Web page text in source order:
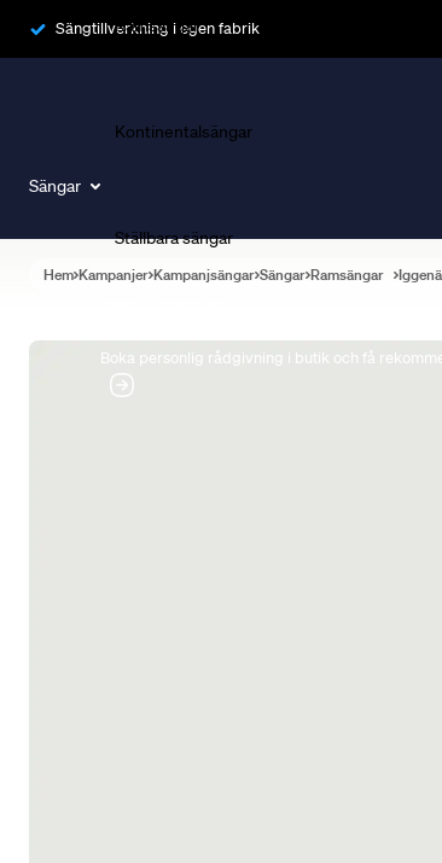
Sängtillverkning i egen fabrik
Sängar
Ramsängar
Kontinentalsängar
Ställbara sängar
Boka personlig rådgivning i butik och få
Hem Kampanjer Kampanjsängar Sängar Ramsängar